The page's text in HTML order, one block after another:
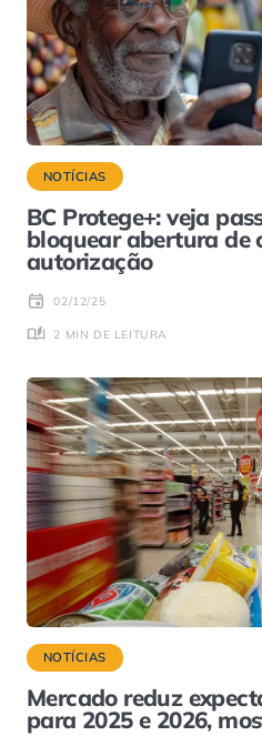
NOTÍCIAS
BC Protege+: veja
bloquear abertura de
autorização
02/12/25
2 MIN DE LEITURA
NOTÍCIAS
Mercado reduz
para 2025 e 2026,